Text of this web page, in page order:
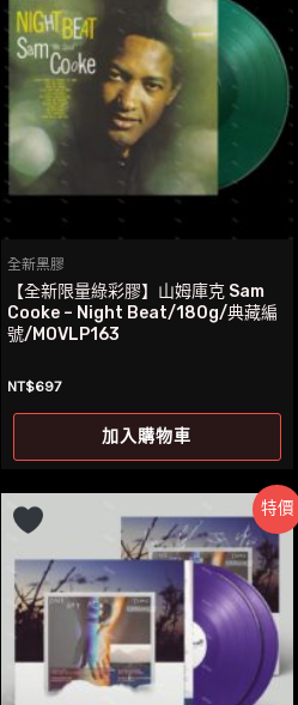
全新黑膠
【全新限量綠彩膠】山姆庫克 Sam
Cooke – Night Beat/180g/典藏編
號/MOVLP163
NT$697
加入購物車
特價